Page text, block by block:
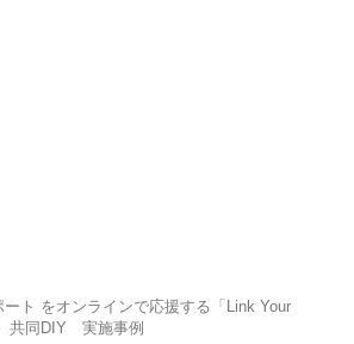
ート をオンラインで応援する「Link Your
共同DIY 実施事例